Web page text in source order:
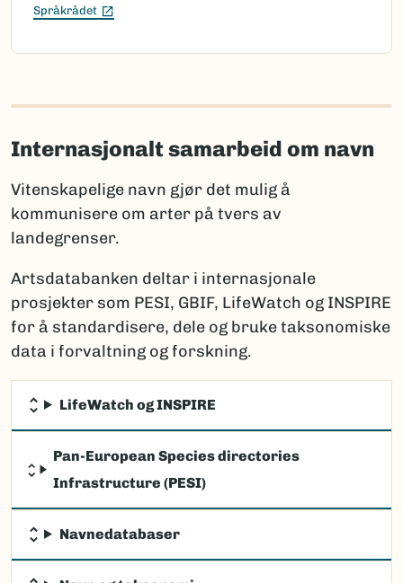
Språkrådet (Ekstern lenke)
Internasjonalt samarbeid om navn
Vitenskapelige navn gjør det mulig å
kommunisere om arter på tvers av
landegrenser.
Artsdatabanken deltar i internasjonale
prosjekter som PESI, GBIF, LifeWatch og INSPIRE
for å standardisere, dele og bruke taksonomiske
data i forvaltning og forskning.
LifeWatch og INSPIRE
Pan-European Species directories
Infrastructure (PESI)
Navnedatabaser